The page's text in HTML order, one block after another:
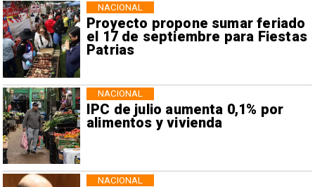
Proyecto propone sumar feriado
el 17 de septiembre para Fiestas
Patrias
NACIONAL
IPC de julio aumenta 0,1% por
alimentos y vivienda
NACIONAL
NACIONAL